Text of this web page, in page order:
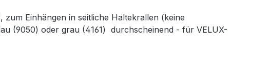
Einhängen in seitliche Haltekrallen (keine
(9050) oder grau (4161) durchscheinend - für VELUX-